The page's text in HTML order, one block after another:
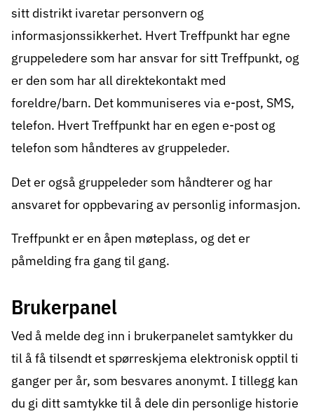
sitt distrikt ivaretar personvern og
informasjonssikkerhet. Hvert Treffpunkt har egne
gruppeledere som har ansvar for sitt Treffpunkt, og
er den som har all direktekontakt med
foreldre/barn. Det kommuniseres via e-post, SMS,
telefon. Hvert Treffpunkt har en egen e-post og
telefon som håndteres av gruppeleder.
Det er også gruppeleder som håndterer og har
ansvaret for oppbevaring av personlig informasjon.
Treffpunkt er en åpen møteplass, og det er
påmelding fra gang til gang.
Brukerpanel
Ved å melde deg inn i brukerpanelet samtykker du
til å få tilsendt et spørreskjema elektronisk opptil ti
ganger per år, som besvares anonymt. I tillegg kan
du gi ditt samtykke til å dele din personlige historie